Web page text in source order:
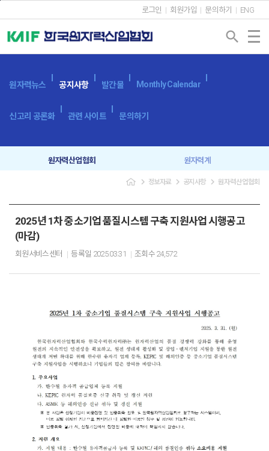
로그인 회원가입 문의하기 ENG
search
원자력뉴스 공지사항 발간물 Monthly Calendar
신고리 공론화 관련 사이트 문의하기
원자력산업협회 원자력계
navigate_next 정보자료 navigate_next 공지사항 navigate_next 원자력산업협회
2025년 1차 중소기업 품질시스템 구축 지원사업 시행공고
(마감)
회원서비스센터 등록일 2025.03.31 조회수24,572